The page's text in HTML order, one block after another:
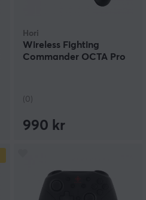
Hori
Wireless Fighting
Commander OCTA Pro
(0)
990 kr